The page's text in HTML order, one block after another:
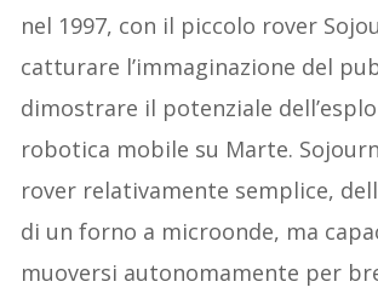
nel 1997, con il piccolo rover
catturare l’immaginazione del
dimostrare il potenziale
robotica mobile su Marte.
rover relativamente semplice,
di un forno a microonde, ma
muoversi autonomamente per